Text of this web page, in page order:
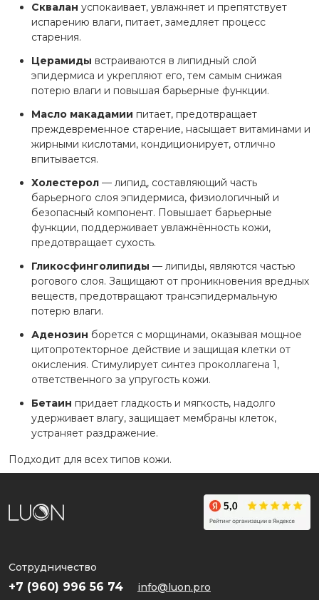
Сквалан успокаивает, увлажняет и препятствует
испарению влаги, питает, замедляет процесс
старения.
Церамиды встраиваются в липидный слой
эпидермиса и укрепляют его, тем самым снижая
потерю влаги и повышая барьерные функции.
Масло макадамии питает, предотвращает
преждевременное старение, насыщает витаминами и
жирными кислотами, кондиционирует, отлично
впитывается.
Холестерол — липид, составляющий часть
барьерного слоя эпидермиса, физиологичный и
безопасный компонент. Повышает барьерные
функции, поддерживает увлажнённость кожи,
предотвращает сухость.
Гликосфинголипиды — липиды, являются частью
рогового слоя. Защищают от проникновения вредных
веществ, предотвращают трансэпидермальную
потерю влаги.
Аденозин борется с морщинами, оказывая мощное
цитопротекторное действие и защищая клетки от
окисления. Стимулирует синтез проколлагена 1,
ответственного за упругость кожи.
Бетаин придает гладкость и мягкость, надолго
удерживает влагу, защищает мембраны клеток,
устраняет раздражение.
Подходит для всех типов кожи.
Сотрудничество
+7 (960) 996 56 74 info@luon.pro